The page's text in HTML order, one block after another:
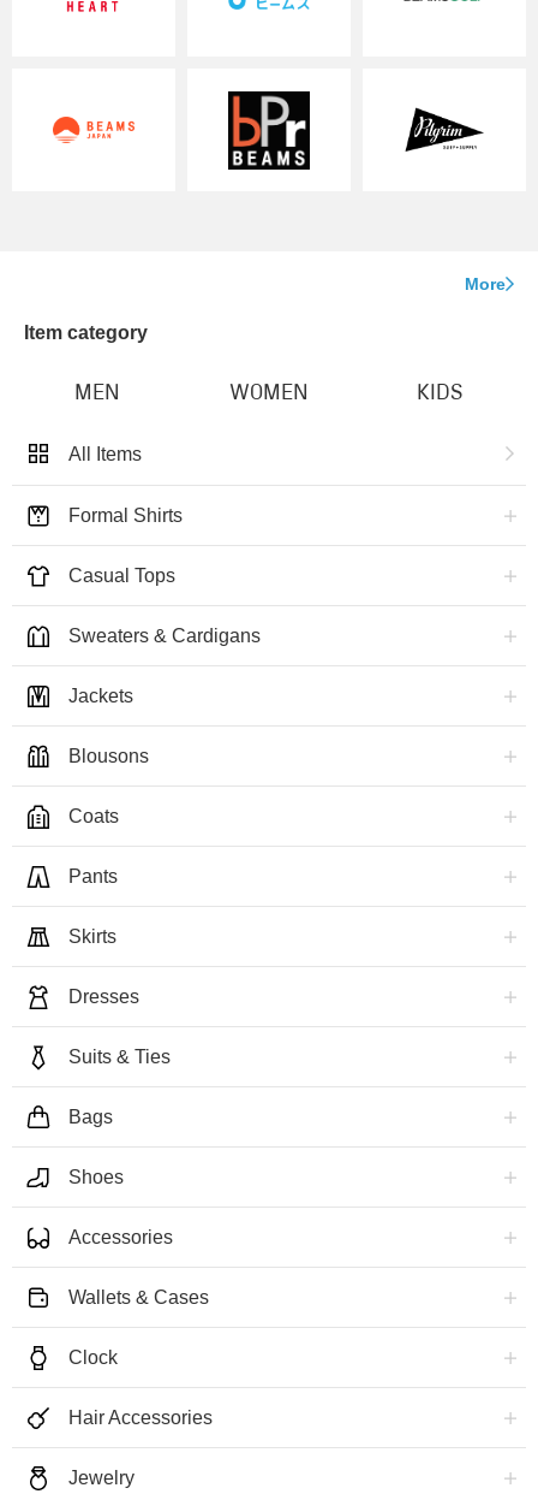
More
Item category
MEN WOMEN KIDS
All Items
Formal Shirts
Casual Tops
Sweaters & Cardigans
Jackets
Blousons
Coats
Pants
Skirts
Dresses
Suits & Ties
Bags
Shoes
Accessories
Wallets & Cases
Clock
Hair Accessories
Jewelry